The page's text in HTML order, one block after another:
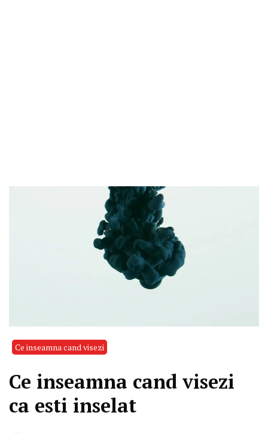
Ce inseamna cand visezi
Ce inseamna cand visezi
ca esti inselat